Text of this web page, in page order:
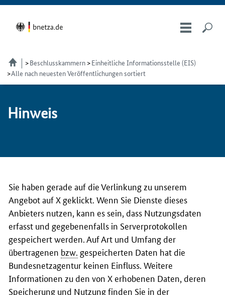
Beschlusskammern
Einheitliche Informationsstelle (EIS)
Alle nach neuesten Veröffentlichungen sortiert
Hin­weis
Sie haben gerade auf die Verlinkung zu unserem
Angebot auf X geklickt. Wenn Sie Dienste dieses
Anbieters nutzen, kann es sein, dass Nutzungsdaten
erfasst und gegebenenfalls in Serverprotokollen
gespeichert werden. Auf Art und Umfang der
übertragenen bzw. gespeicherten Daten hat die
Bundesnetzagentur keinen Einfluss. Weitere
Informationen zu den von X erhobenen Daten, deren
Speicherung und Nutzung finden Sie in der